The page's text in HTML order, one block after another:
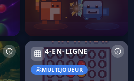
4-EN-LIGNE
MULTIJOUEUR
4-en-ligne